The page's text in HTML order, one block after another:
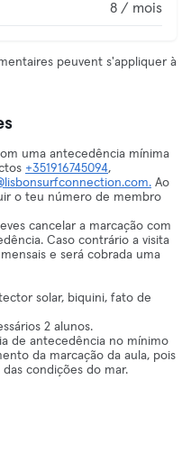
8 / mois
peuvent s'appliquer à
uma antecedência mínima
+351916745094,
Ao
o teu número de membro
cancelar a marcação com
Caso contrário a visita
e será cobrada uma
solar, biquini, fato de
2 alunos.
de antecedência no mínimo
da marcação da aula, pois
condições do mar.